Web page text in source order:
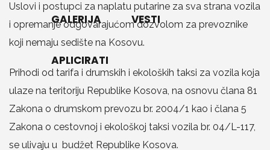
GALERIJA VESTI
APLICIRATI
Uslovi i postupci za naplatu putarine za sva strana vozila
i opremanje odgovarajućom dozvolom za prevoznike
koji nemaju sedište na Kosovu.
Prihodi od tarifa i drumskih i ekoloških taksi za vozila koja
ulaze na teritoriju Republike Kosova, na osnovu člana 81
Zakona o drumskom prevozu br. 2004/1 kao i člana 5
Zakona o cestovnoj i ekološkoj taksi vozila br. 04/L-117,
se ulivaju u budžet Republike Kosova.